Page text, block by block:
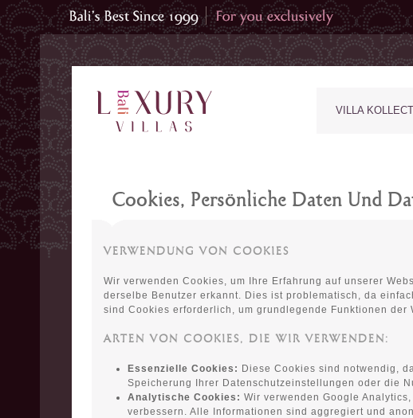
VILLA
Cookies, Persönliche Daten Und
VERWENDUNG VON COOKIES
Wir verwenden Cookies, um Ihre Erfahrung auf unserer
derselbe Benutzer erkannt. Dies ist problematisch, da
sind Cookies erforderlich, um grundlegende Funktionen der
ARTEN VON COOKIES, DIE WIR VERWENDEN:
Essenzielle Cookies: Diese Cookies sind notwendig,
Speicherung Ihrer Datenschutzeinstellungen oder die
Analytische Cookies: Wir verwenden Google
verbessern. Alle Informationen sind aggregiert und